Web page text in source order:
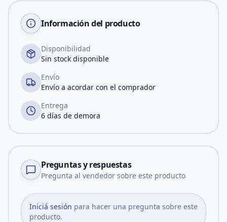
Información del producto
Disponibilidad
Sin stock disponible
Envío
Envío a acordar con el comprador
Entrega
6 días de demora
Preguntas y respuestas
Pregunta al vendedor sobre este producto
Iniciá sesión para hacer una pregunta sobre este
producto.